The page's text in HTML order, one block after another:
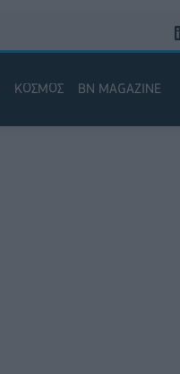
ΚΟΣΜΟΣ BN MAGAZINE